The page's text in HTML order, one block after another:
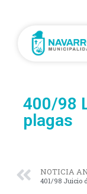
400/98
plagas
NOTICIA
401/98 Juicio